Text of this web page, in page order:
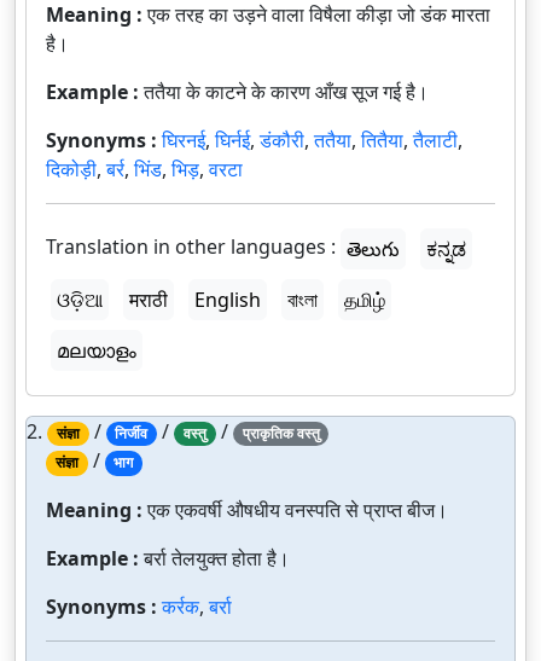
Meaning :एक तरह का उड़ने वाला विषैला कीड़ा जो डंक मारता
है।
Example :ततैया के काटने के कारण आँख सूज गई है।
Synonyms :घिरनई,घिर्नई,डंकौरी,ततैया,तितैया,तैलाटी,
दिकोड़ी,बर्र,भिंड,भिड़,वरटा
Translation in other languages : తెలుగు
ಕನ್ನಡ
ଓଡ଼ିଆ
मराठी English বাংলা
தமிழ்
മലയാളം
2. संज्ञा / निर्जीव / वस्तु /
प्राकृतिक वस्तु
संज्ञा / भाग
Meaning :एक एकवर्षी औषधीय वनस्पति से प्राप्त बीज।
Example :बर्रा तेलयुक्त होता है।
Synonyms :कर्रक,बर्रा